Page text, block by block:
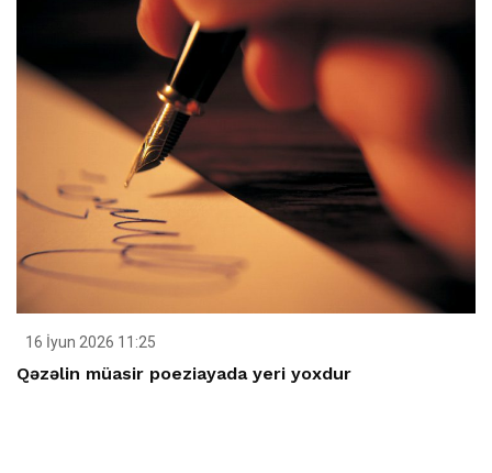
16 İyun 2026 11:25
Qəzəlin müasir poeziayada yeri yoxdur